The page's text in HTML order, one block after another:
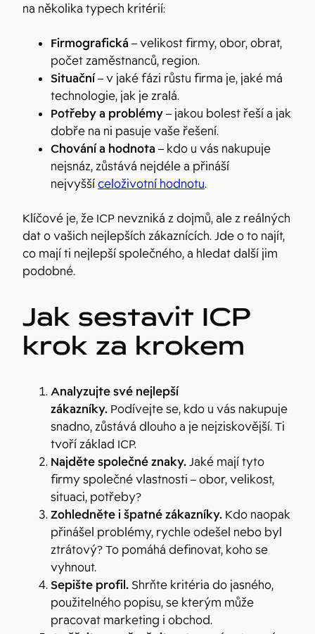
na několika typech kritérií:
Firmografická – velikost firmy, obor, obrat,
počet zaměstnanců, region.
Situační– v jaké fázi růstu firma je, jaké má
technologie, jak je zralá.
Potřeby a problémy– jakou bolest řeší a jak
dobře na ni pasuje vaše řešení.
Chování a hodnota – kdo u vás nakupuje
nejsnáz, zůstává nejdéle a přináší
nejvyššíceloživotní hodnotu.
Klíčové je, že ICP nevzniká z dojmů, ale z reálných
dat o vašich nejlepších zákaznících. Jde o to najít,
co mají ti nejlepší společného, a hledat další jim
podobné.
Jak sestavit ICP
krok za krokem
Analyzujte své nejlepší
zákazníky. Podívejte se, kdo u vás nakupuje
snadno, zůstává dlouho a je nejziskovější. Ti
tvoří základ ICP.
Najděte společné znaky.Jaké mají tyto
firmy společné vlastnosti – obor, velikost,
situaci, potřeby?
Zohledněte i špatné zákazníky. Kdo naopak
přinášel problémy, rychle odešel nebo byl
ztrátový? To pomáhá definovat, koho se
vyhnout.
Sepište profil.Shrňte kritéria do jasného,
použitelného popisu, se kterým může
pracovat marketing i obchod.